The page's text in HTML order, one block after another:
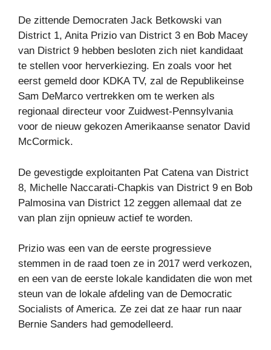
De zittende Democraten Jack Betkowski van
District 1, Anita Prizio van District 3 en Bob Macey
van District 9 hebben besloten zich niet kandidaat
te stellen voor herverkiezing. En zoals voor het
eerst gemeld door KDKA TV, zal de Republikeinse
Sam DeMarco vertrekken om te werken als
regionaal directeur voor Zuidwest-Pennsylvania
voor de nieuw gekozen Amerikaanse senator David
McCormick.
De gevestigde exploitanten Pat Catena van District
8, Michelle Naccarati-Chapkis van District 9 en Bob
Palmosina van District 12 zeggen allemaal dat ze
van plan zijn opnieuw actief te worden.
Prizio was een van de eerste progressieve
stemmen in de raad toen ze in 2017 werd verkozen,
en een van de eerste lokale kandidaten die won met
steun van de lokale afdeling van de Democratic
Socialists of America. Ze zei dat ze haar run naar
Bernie Sanders had gemodelleerd.